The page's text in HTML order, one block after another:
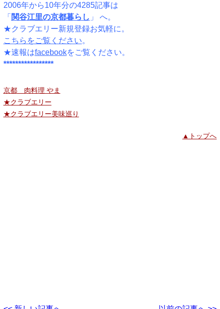
2006年から10年分の4285記事は
「 関谷江里の京都暮らし 」 へ。
★クラブエリー新規登録お気軽に。
こちらをご覧ください。
★速報はfacebookをご覧ください。
*****************
京都 肉料理 やま
★クラブエリー
★クラブエリー美味巡り
▲トップへ